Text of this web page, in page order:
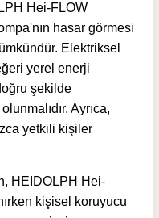
Hei-FLOW
hasar görmesi
Elektriksel
yerel enerji
şekilde
Ayrıca,
yetkili kişiler
HEIDOLPH Hei-
kişisel koruyucu